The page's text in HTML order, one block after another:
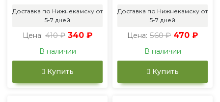
Доставка по Нижнекамску от
5-7 дней
Цена: 410 ₽ 340 ₽
В наличии
Купить
Доставка по Нижнекамску от
5-7 дней
Цена: 560 ₽ 470 ₽
В наличии
Купить